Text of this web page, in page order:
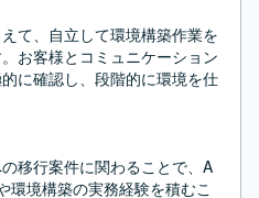
て、自立して環境構築作業を
お客様とコミュニケーション
に確認し、段階的に環境を仕
移行案件に関わることで、A
環境構築の実務経験を積むこ